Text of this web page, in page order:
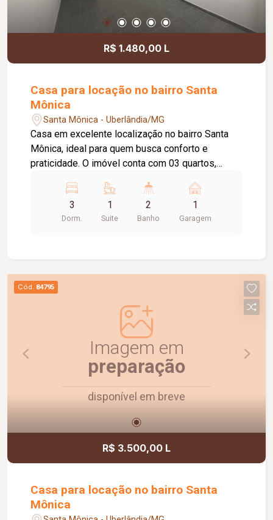
R$ 1.480,00 L
Casa para locação no bairro Santa
Mônica
Santa Mônica - Uberlândia/MG
Casa em excelente localização no bairro Santa
Mônica, ideal para quem busca conforto e
praticidade. O imóvel conta com 03 quartos,
aconchegante e cozinha equipada com armário
sob a pia. Possui ainda área de lavanderia e 01
vaga de garagem coberta. Ótima opção para
3
Dorm.
1
Suite
2
Banho
1
Garagem
Cód. 84795
Imagem em
preparação
disponível em breve
R$ 3.500,00 L
Casa para locação no bairro Santa
Mônica